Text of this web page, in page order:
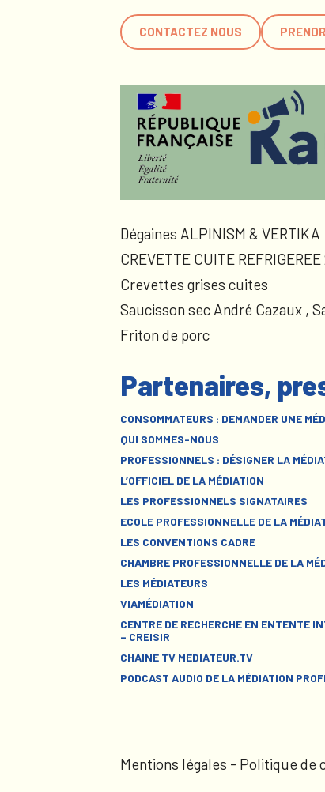
CONTACTEZ NOUS
Dégaines ALPINISM & VERTIKA
CREVETTE CUITE
Crevettes grises cuites
Saucisson sec André Cazaux ,
Friton de porc
Partenaires,
CONSOMMATEURS : DEMANDER UNE
QUI SOMMES-NOUS
PROFESSIONNELS : DÉSIGNER LA
L’OFFICIEL DE LA MÉDIATION
LES PROFESSIONNELS SIGNATAIRES
ECOLE PROFESSIONNELLE DE LA
LES CONVENTIONS CADRE
CHAMBRE PROFESSIONNELLE DE LA
LES MÉDIATEURS
VIAMÉDIATION
CENTRE DE RECHERCHE EN ENTENTE
– CREISIR
CHAINE TV MEDIATEUR.TV
PODCAST AUDIO DE LA MÉDIATION
Mentions légales - Politique de